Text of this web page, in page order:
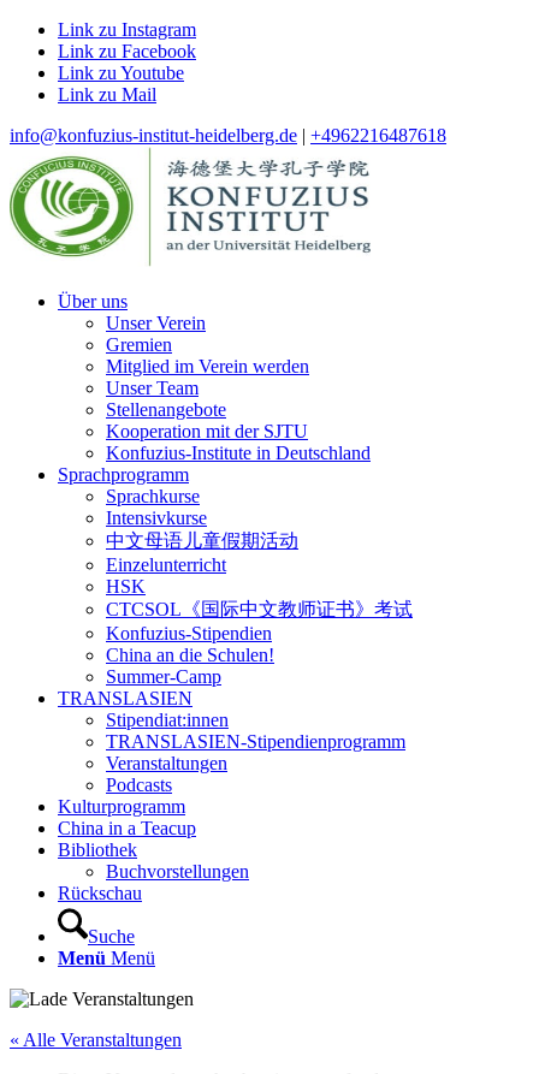
Link zu Instagram
Link zu Facebook
Link zu Youtube
Link zu Mail
info@konfuzius-institut-heidelberg.de | +4962216487618
Über uns
Unser Verein
Gremien
Mitglied im Verein werden
Unser Team
Stellenangebote
Kooperation mit der SJTU
Konfuzius-Institute in Deutschland
Sprachprogramm
Sprachkurse
Intensivkurse
中文母语儿童假期活动
Einzelunterricht
HSK
CTCSOL《国际中文教师证书》考试
Konfuzius-Stipendien
China an die Schulen!
Summer-Camp
TRANSLASIEN
Stipendiat:innen
TRANSLASIEN-Stipendienprogramm
Veranstaltungen
Podcasts
Kulturprogramm
China in a Teacup
Bibliothek
Buchvorstellungen
Rückschau
Suche
Menü Menü
« Alle Veranstaltungen